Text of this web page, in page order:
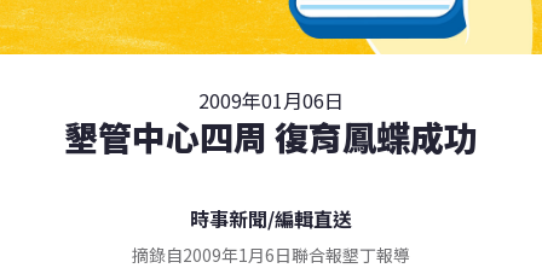
2009年01月06日
墾管中心四周 復育鳳蝶成功
時事新聞/編輯直送
摘錄自2009年1月6日聯合報墾丁報導